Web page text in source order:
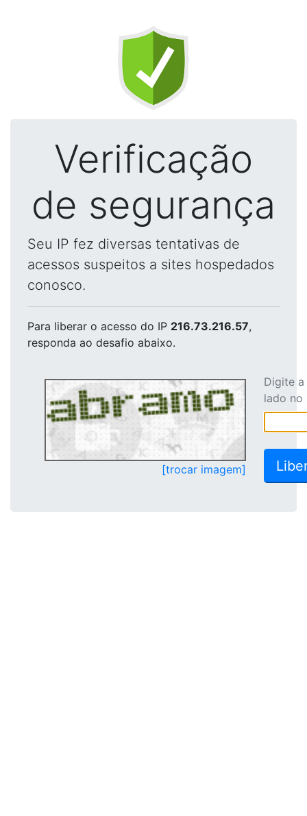
Verificação
de segurança
Seu IP fez diversas tentativas de
acessos suspeitos a sites hospedados
conosco.
Para liberar o acesso do IP 216.73.216.57,
responda ao desafio abaixo.
[trocar imagem]
Digite
lado no